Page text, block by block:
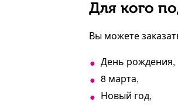
Для кого
Вы можете
День рождения,
8 марта,
Новый год,